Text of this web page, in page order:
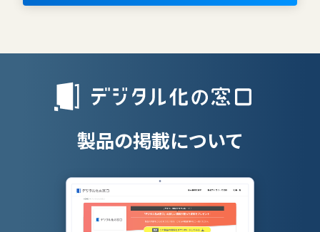
授業支援シス
製品の掲載について